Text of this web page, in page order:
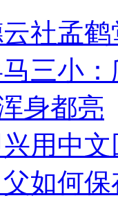
云社孟
三小
身都亮
用中
父如何